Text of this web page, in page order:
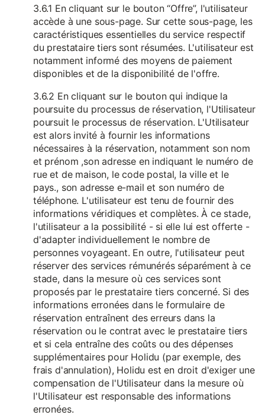
3.6.1 En cliquant sur le bouton “Offre”, l'utilisateur
accède à une sous-page. Sur cette sous-page, les
caractéristiques essentielles du service respectif
du prestataire tiers sont résumées. L'utilisateur est
notamment informé des moyens de paiement
disponibles et de la disponibilité de l'offre.
3.6.2 En cliquant sur le bouton qui indique la
poursuite du processus de réservation, l'Utilisateur
poursuit le processus de réservation. L'Utilisateur
est alors invité à fournir les informations
nécessaires à la réservation, notamment son nom
et prénom ,son adresse en indiquant le numéro de
rue et de maison, le code postal, la ville et le
pays., son adresse e-mail et son numéro de
téléphone. L'utilisateur est tenu de fournir des
informations véridiques et complètes. À ce stade,
l'utilisateur a la possibilité - si elle lui est offerte -
d'adapter individuellement le nombre de
personnes voyageant. En outre, l'utilisateur peut
réserver des services rémunérés séparément à ce
stade, dans la mesure où ces services sont
proposés par le prestataire tiers concerné. Si des
informations erronées dans le formulaire de
réservation entraînent des erreurs dans la
réservation ou le contrat avec le prestataire tiers
et si cela entraîne des coûts ou des dépenses
supplémentaires pour Holidu (par exemple, des
frais d'annulation), Holidu est en droit d'exiger une
compensation de l'Utilisateur dans la mesure où
l'Utilisateur est responsable des informations
erronées.